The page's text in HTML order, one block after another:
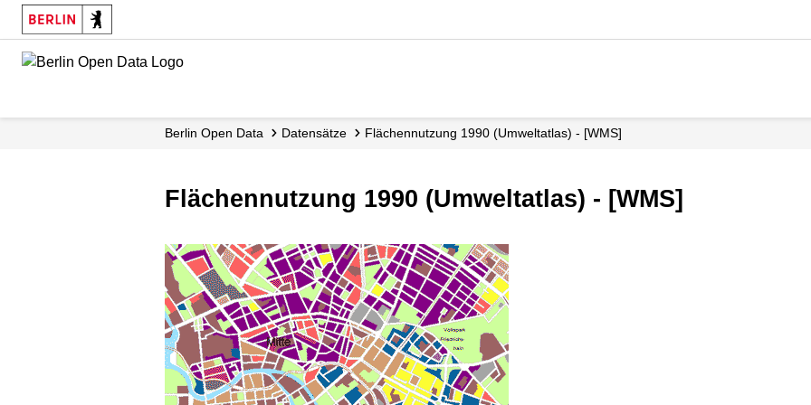
Skip
main
Berlin Open Data Datensätze Flächennutzung 1990 (Umweltatlas) - [WMS]
Flächennutzung 1990 (Umweltatlas) - [WMS]